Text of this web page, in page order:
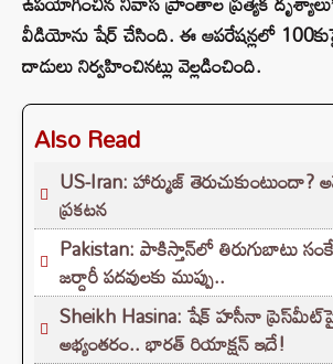
వీడియోను షేర్ చేసింది. ఈ ఆపరేషన్లలో
దాడులు నిర్వహించినట్లు వెల్లడించింది.
Also Read
US-Iran: హార్ముజ్
ప్రకటన
Pakistan: పాకిస్తాన్‌లో తిరుగుబాటు
జర్దారీ పదవులకు ముప్పు..
Sheikh Hasina: షేక్ హసీనా
అభ్యంతరం.. భారత్ రియాక్షన్ ఇదే!